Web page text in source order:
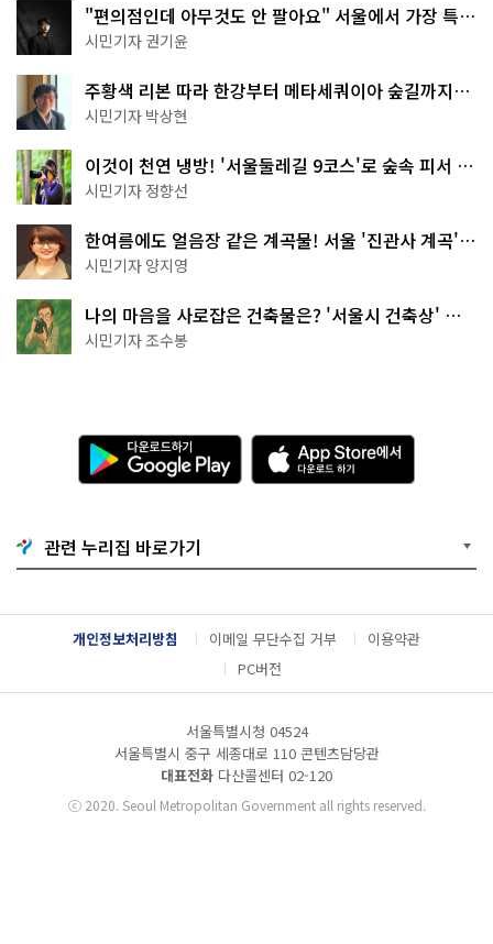
"편의점인데 아무것도 안 팔아요" 서울에서 가장 특별
한 편의점의 정체
시민기자 권기윤
주황색 리본 따라 한강부터 메타세쿼이아 숲길까지…
서울둘레길 15코스
시민기자 박상현
이것이 천연 냉방! '서울둘레길 9코스'로 숲속 피서 떠
나볼까
시민기자 정향선
한여름에도 얼음장 같은 계곡물! 서울 '진관사 계곡'이
천국이네~
시민기자 양지영
나의 마음을 사로잡은 건축물은? '서울시 건축상' 수
상작 공개!
시민기자 조수봉
다
운
로
기
G
o
g
l
e
A
p
p
e
서
다
운
관련 누리집 바로가기
개인정보처리방침 이메일 무단수집 거부
이용약관
PC버전
서울특별시청 04524
서울특별시 중구 세종대로 110 콘텐츠담당관
대표전화 다산콜센터 02-120
ⓒ2020. Seoul Metropolitan Government all rights reserved.